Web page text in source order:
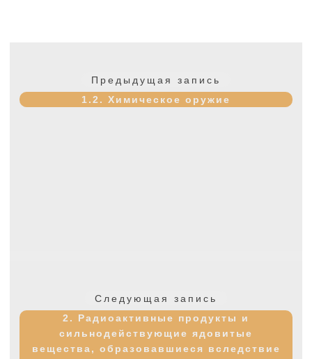
Предыдущая запись
запись:
1.2. Химическое оружие
Следующая запись
запись:
2. Радиоактивные продукты и
сильнодействующие ядовитые
вещества, образовавшиеся вследствие